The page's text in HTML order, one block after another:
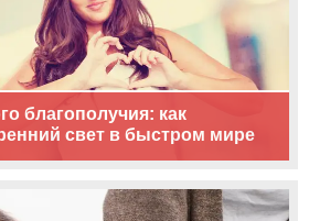
благополучия: как
свет в быстром мире